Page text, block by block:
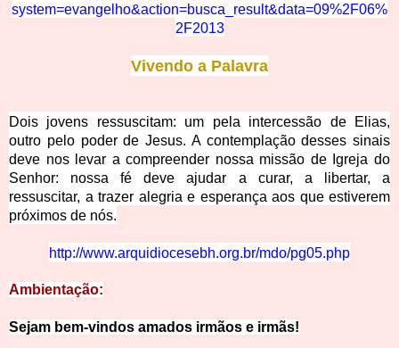
system=evangelho&action=busca_result&data=09%2F06%
2F2013
Vivendo a Palavra
Dois jovens ressuscitam: um pela intercessão de Elias,
outro pelo poder de Jesus. A contemplação desses sinais
deve nos levar a compreender nossa missão de Igreja do
Senhor: nossa fé deve ajudar a curar, a libertar, a
ressuscitar, a trazer alegria e esperança aos que estiverem
próximos de nós.
http://www.arquidiocesebh.org.br/mdo/pg05.php
Ambientação:
Sejam bem-vindos amados irmãos e irmãs!